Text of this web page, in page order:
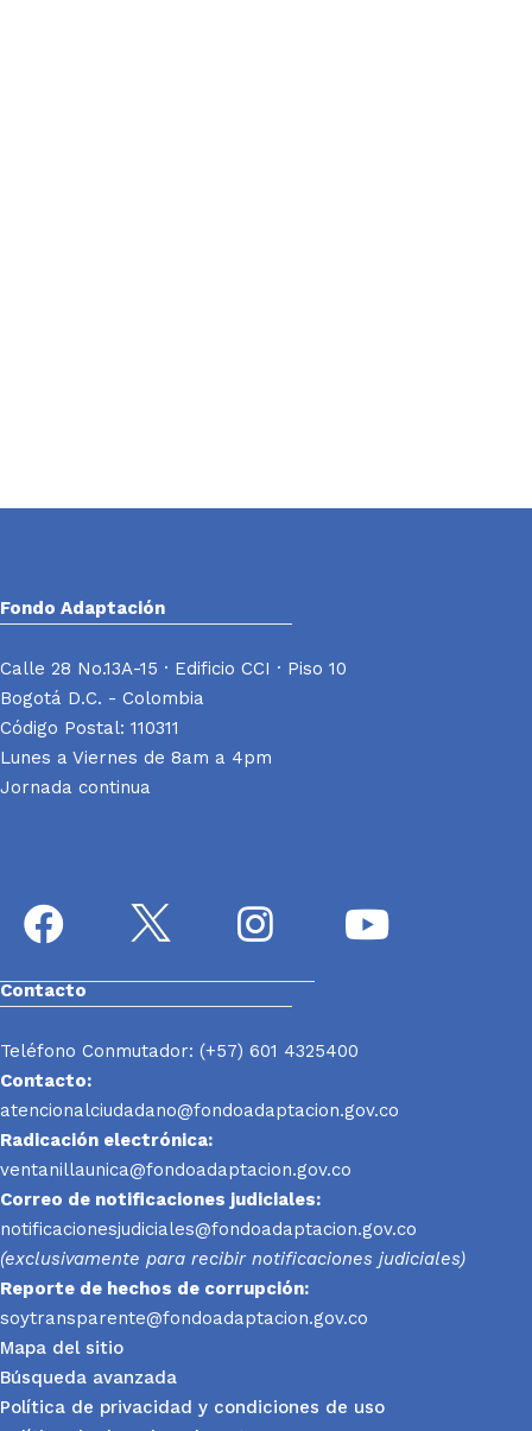
Fondo Adaptación
Calle 28 No.13A-15 · Edificio CCI · Piso 10
Bogotá D.C. - Colombia
Código Postal: 110311
Lunes a Viernes de 8am a 4pm
Jornada continua
Contacto
Teléfono Conmutador: (+57) 601 4325400
Contacto:
atencionalciudadano@fondoadaptacion.gov.co
Radicación electrónica:
ventanillaunica@fondoadaptacion.gov.co
Correo de notificaciones judiciales:
notificacionesjudiciales@fondoadaptacion.gov.co
(exclusivamente para recibir notificaciones judiciales)
Reporte de hechos de corrupción:
soytransparente@fondoadaptacion.gov.co
Mapa del sitio
Búsqueda avanzada
Política de privacidad y condiciones de uso